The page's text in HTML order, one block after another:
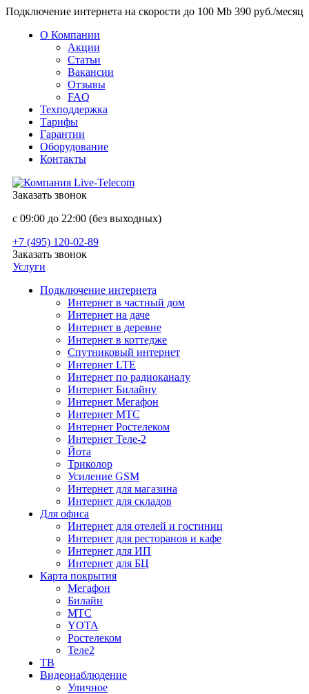
Подключение интернета на скорости до 100 Mb 390 руб./месяц
О Компании
Акции
Статьи
Вакансии
Отзывы
FAQ
Техподдержка
Тарифы
Гарантии
Оборудование
Контакты
Заказать звонок
с 09:00 до 22:00 (без выходных)
+7 (495) 120-02-89
Заказать звонок
Услуги
Подключение интернета
Интернет в частный дом
Интернет на даче
Интернет в деревне
Интернет в коттедже
Спутниковый интернет
Интернет LTE
Интернет по радиоканалу
Интернет Билайну
Интернет Мегафон
Интернет МТС
Интернет Ростелеком
Интернет Теле-2
Йота
Триколор
Усиление GSM
Интернет для магазина
Интернет для складов
Для офиса
Интернет для отелей и гостиниц
Интернет для ресторанов и кафе
Интернет для ИП
Интернет для БЦ
Карта покрытия
Мегафон
Билайн
МТС
YOTA
Ростелеком
Теле2
ТВ
Видеонаблюдение
Уличное